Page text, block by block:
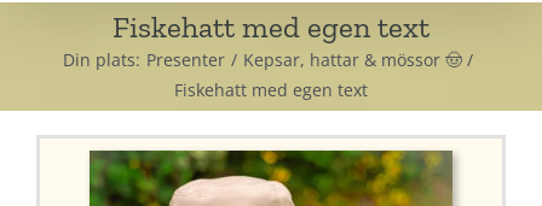
Fiskehatt med egen text
Din plats: Presenter
Kepsar, hattar & mössor 🤠
Fiskehatt med egen text